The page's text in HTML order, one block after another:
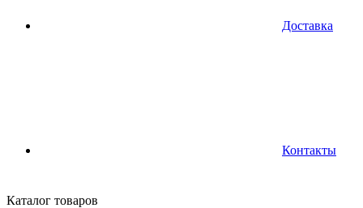
Доставка
Контакты
Каталог товаров